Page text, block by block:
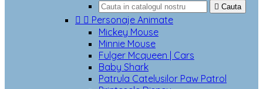
 Cauta
  Personaje Animate
Mickey Mouse
Minnie Mouse
Fulger Mcqueen | Cars
Baby Shark
Patrula Catelusilor Paw Patrol